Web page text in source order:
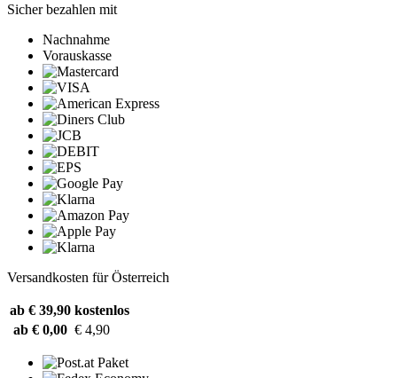
Sicher bezahlen mit
Nachnahme
Vorauskasse
Versandkosten für Österreich
ab € 39,90 kostenlos
ab € 0,00 € 4,90